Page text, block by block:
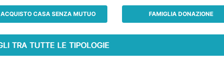
ACQUISTO CASA SENZA MUTUO FAMIGLIA DONAZIONE